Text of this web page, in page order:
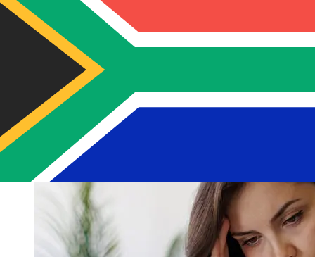
تختلف أوقات التسليم للتحويلات الدولية مع Lloyds بناءً على
طريقة الدفع وتوقيت المعاملة وبلد المستلم. عادةً ما تستغرق
التحويلات البنكية الدولية من يوم إلى 5 أيام عمل. قد تؤثر أيضاً
عوامل مثل العطلات المصرفية والفحوصات الأمنية على عملية